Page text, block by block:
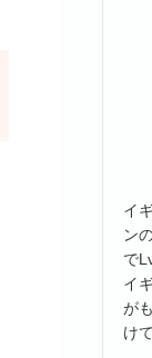
イ
ン
で
イ
が
け